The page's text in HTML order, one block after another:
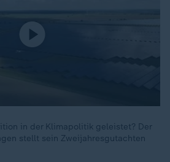
in der Klimapolitik geleistet? Der
stellt sein Zweijahresgutachten